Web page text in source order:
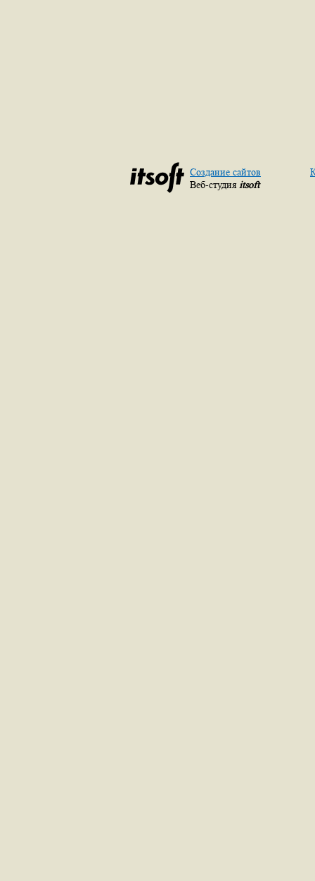
Создание сайтов
Веб-студия itsoft